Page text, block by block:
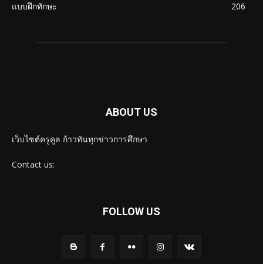
แบบฝึกทักษะ
206
ABOUT US
เว็บไซต์ครูคูล ก้าวทันทุกข่าวการศึกษา
Contact us:
FOLLOW US